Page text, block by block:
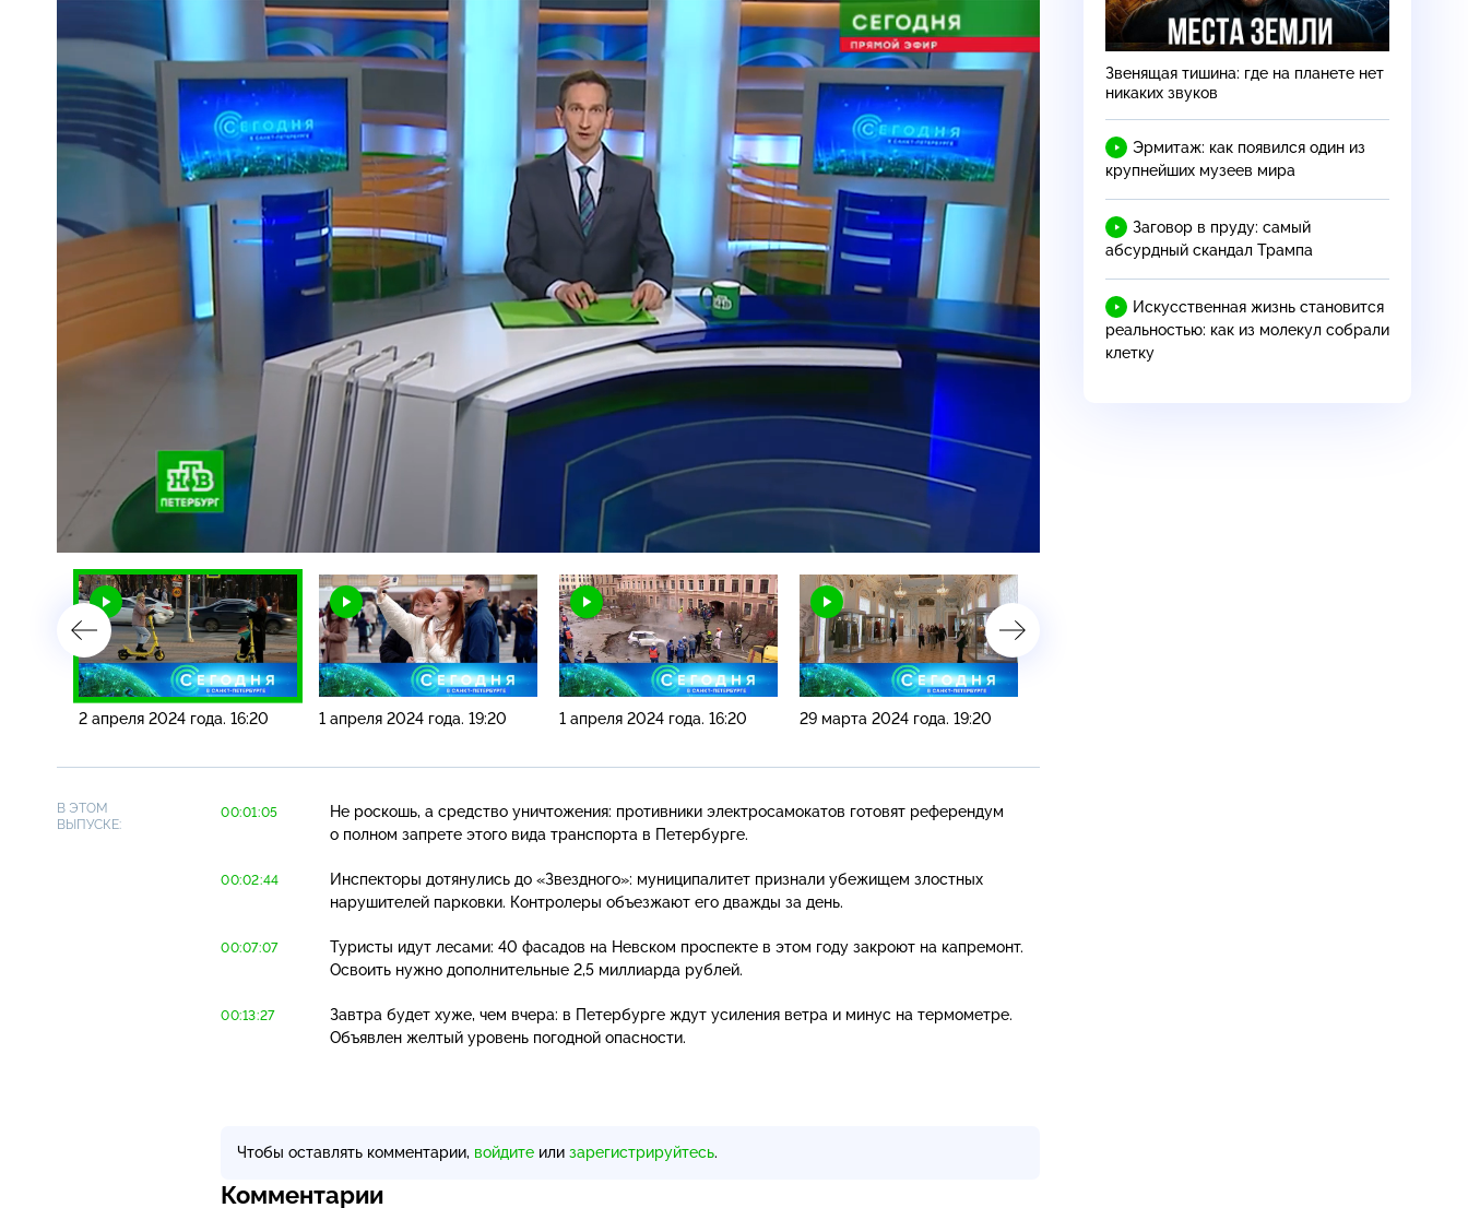
Загрузка
6.58%
2 апреля 2024 года. 16:20 1 апреля 2024 года. 19:20 1 апреля 2024 года. 16:20 29 марта 2024 года. 19:20
В ЭТОМ
ВЫПУСКЕ:
00:01:05
Не роскошь, а средство уничтожения: противники электросамокатов готовят референдум
о полном запрете этого вида транспорта в Петербурге.
00:02:44
Инспекторы дотянулись до «Звездного»: муниципалитет признали убежищем злостных
нарушителей парковки. Контролеры объезжают его дважды за день.
00:07:07
Туристы идут лесами: 40 фасадов на Невском проспекте в этом году закроют на капремонт.
Освоить нужно дополнительные 2,5 миллиарда рублей.
00:13:27
Завтра будет хуже, чем вчера: в Петербурге ждут усиления ветра и минус на термометре.
Объявлен желтый уровень погодной опасности.
Чтобы оставлять комментарии, войдите или зарегистрируйтесь.
Комментарии
Звенящая тишина: где на планете нет
никаких звуков
Эрмитаж: как появился один из
крупнейших музеев мира
Заговор в пруду: самый
абсурдный скандал Трампа
Искусственная жизнь становится
реальностью: как из молекул собрали
клетку